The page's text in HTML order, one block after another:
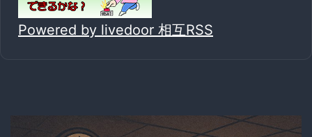
Powered by livedoor 相互RSS